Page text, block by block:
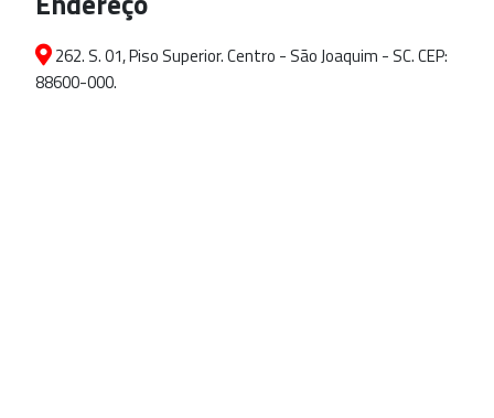
262. S. 01, Piso Superior. Centro - São Joaquim - SC. CEP:
88600-000.